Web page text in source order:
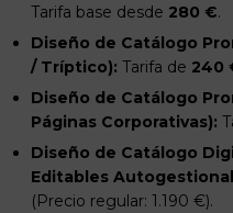
Tarifa base desde 280 €.
Diseño de Catálogo
/ Tríptico): Tarifa de 240
Diseño de Catálogo
Páginas Corporativas):
Diseño de Catálogo
Editables
(Precio regular: 1.190 €).